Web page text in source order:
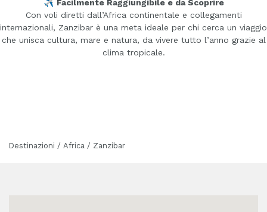
✈️ Facilmente Raggiungibile e da Scoprire
Con voli diretti dall’Africa continentale e collegamenti
internazionali, Zanzibar è una meta ideale per chi cerca un viaggio
che unisca cultura, mare e natura, da vivere tutto l’anno grazie al
clima tropicale.
Destinazioni / Africa / Zanzibar